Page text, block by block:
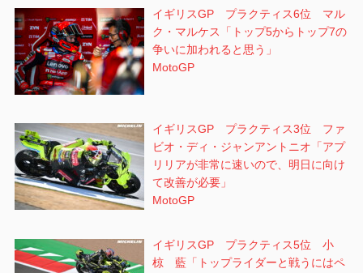
イギリスGP プラクティス6位 マル
ク・マルケス「トップ5からトップ7の
争いに加われると思う」
MotoGP
イギリスGP プラクティス3位 ファ
ビオ・ディ・ジャンアントニオ「アプ
リリアが非常に速いので、明日に向け
て改善が必要」
MotoGP
イギリスGP プラクティス5位 小
椋 藍「トップライダーと戦うにはペ